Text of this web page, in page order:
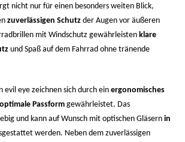
nicht nur für einen besonders weiten Blick,
zuverlässigen Schutz der Augen vor äußeren
mit Windschutz gewährleisten klare
und Spaß auf dem Fahrrad ohne tränende
evil eye zeichnen sich durch ein ergonomisches
optimale Passform gewährleistet. Das
und kann auf Wunsch mit optischen Gläsern in
werden. Neben dem zuverlässigen